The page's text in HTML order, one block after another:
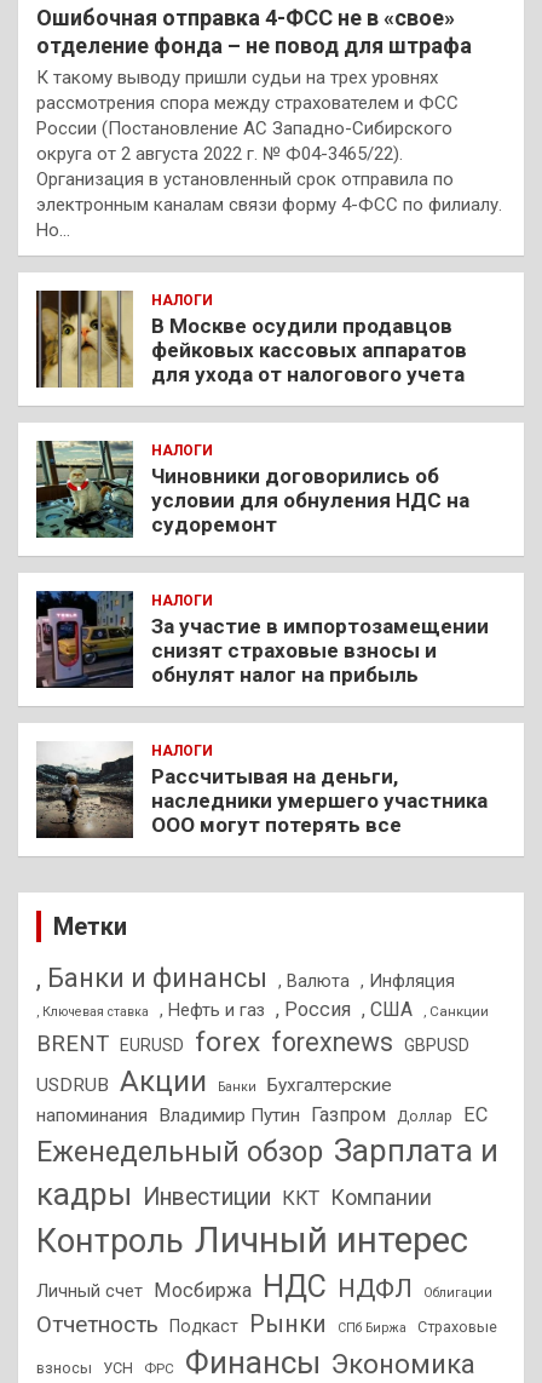
Ошибочная отправка 4-ФСС не в «свое»
отделение фонда – не повод для штрафа
К такому выводу пришли судьи на трех уровнях
рассмотрения спора между страхователем и ФСС
России (Постановление АС Западно-Сибирского
округа от 2 августа 2022 г. № Ф04-3465/22).
Организация в установленный срок отправила по
электронным каналам связи форму 4-ФСС по филиалу.
Но…
НАЛОГИ
В Москве осудили продавцов
фейковых кассовых аппаратов
для ухода от налогового учета
НАЛОГИ
Чиновники договорились об
условии для обнуления НДС на
судоремонт
НАЛОГИ
За участие в импортозамещении
снизят страховые взносы и
обнулят налог на прибыль
НАЛОГИ
Рассчитывая на деньги,
наследники умершего участника
ООО могут потерять все
Метки
, Банки и финансы , Валюта , Инфляция
, Ключевая ставка , Нефть и газ , Россия , США , Санкции
BRENT EURUSD forex forexnews GBPUSD
USDRUB Акции Банки
Бухгалтерские
напоминания
Владимир Путин Газпром Доллар ЕС
Еженедельный обзор Зарплата и
кадры
Инвестиции ККТ Компании
Контроль Личный интерес
Личный счет Мосбиржа НДС НДФЛ Облигации
Отчетность Подкаст Рынки СПб Биржа Страховые
взносы УСН ФРС Финансы Экономика